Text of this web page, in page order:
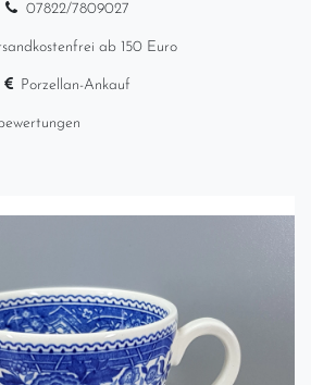
07822/7809027
ab 150 Euro
Porzellan-Ankauf